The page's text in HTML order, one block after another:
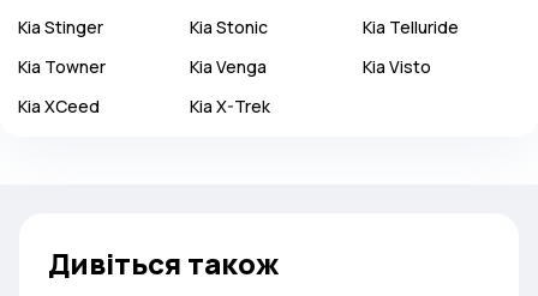
Kia Stinger Kia Stonic Kia Telluride
Kia Towner Kia Venga Kia Visto
Kia XCeed Kia X-Trek
Дивіться також